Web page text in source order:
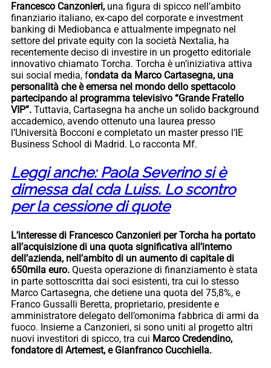
Francesco Canzonieri, una figura di spicco nell’ambito
finanziario italiano, ex-capo del corporate e investment
banking di Mediobanca e attualmente impegnato nel
settore del private equity con la società Nextalia, ha
recentemente deciso di investire in un progetto editoriale
innovativo chiamato Torcha. Torcha è un’iniziativa attiva
sui social media, fondata da Marco Cartasegna, una
personalità che è emersa nel mondo dello spettacolo
partecipando al programma televisivo “Grande Fratello
VIP”. Tuttavia, Cartasegna ha anche un solido background
accademico, avendo ottenuto una laurea presso
l’Università Bocconi e completato un master presso l’IE
Business School di Madrid. Lo racconta Mf.
Leggi anche: Paola Severino si è
dimessa dal cda Luiss. Lo scontro
per la cessione di quote
L’interesse di Francesco Canzonieri per Torcha ha portato
all’acquisizione di una quota significativa all’interno
dell’azienda, nell’ambito di un aumento di capitale di
650mila euro. Questa operazione di finanziamento è stata
in parte sottoscritta dai soci esistenti, tra cui lo stesso
Marco Cartasegna, che detiene una quota del 75,8%, e
Franco Gussalli Beretta, proprietario, presidente e
amministratore delegato dell’omonima fabbrica di armi da
fuoco. Insieme a Canzonieri, si sono uniti al progetto altri
nuovi investitori di spicco, tra cui Marco Credendino,
fondatore di Artemest, e Gianfranco Cucchiella.